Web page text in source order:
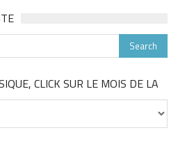
CLICK SUR LE MOIS DE LA